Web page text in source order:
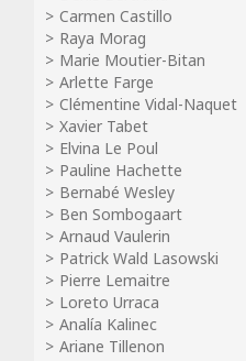
Carmen Castillo
Raya Morag
Marie Moutier-Bitan
Arlette Farge
Clémentine Vidal-Naquet
Xavier Tabet
Elvina Le Poul
Pauline Hachette
Bernabé Wesley
Ben Sombogaart
Arnaud Vaulerin
Patrick Wald Lasowski
Pierre Lemaitre
Loreto Urraca
Analía Kalinec
Ariane Tillenon